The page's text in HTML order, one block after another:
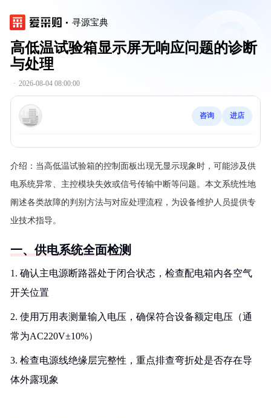
寻源宝典
高低温试验箱显示屏无响应问题的诊断
与处理
· 2026-08-04 08:00:00
咨询 进店
介绍： 当高低温试验箱的控制面板出现无显示现象时，可能涉及供
电系统异常、主控模块失效或信号传输中断等问题。本文系统性地
阐述各类故障的判别方法与对应处理流程，为设备维护人员提供专
业技术指导。
一、供电系统全面检测
1. 确认主电源断路器处于闭合状态，检查配电箱内各空气
开关位置
2. 使用万用表测量输入电压，确保符合设备额定电压（通
常为AC220V±10%）
3. 检查电源线绝缘层完整性，重点排查弯折处是否存在导
体外露现象